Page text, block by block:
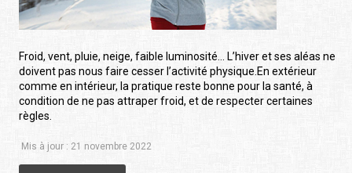
Froid, vent, pluie, neige, faible luminosité… L’hiver et ses aléas ne
doivent pas nous faire cesser l’activité physique.En extérieur
comme en intérieur, la pratique reste bonne pour la santé, à
condition de ne pas attraper froid, et de respecter certaines
règles.
Mis à jour : 21 novembre 2022